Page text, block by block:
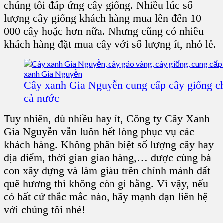
chúng tôi đáp ứng cây giống. Nhiều lúc số
lượng cây giống khách hàng mua lên đến 10
000 cây hoặc hơn nữa. Nhưng cũng có nhiều
khách hàng đặt mua cây với số lượng ít, nhỏ lẻ.
Cây xanh Gia Nguyễn cung cấp cây giống
cả nước
Tuy nhiên, dù nhiều hay ít, Công ty Cây Xanh
Gia Nguyễn vẫn luôn hết lòng phục vụ các
khách hàng. Không phân biệt số lượng cây hay
địa điểm, thời gian giao hàng,… được cùng bà
con xây dựng và làm giàu trên chính mảnh đất
quê hương thì không còn gì bằng. Vì vậy, nếu
có bất cứ thắc mắc nào, hãy mạnh dạn liên hệ
với chúng tôi nhé!